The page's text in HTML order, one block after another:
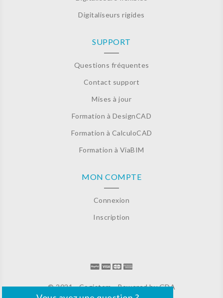
Digitaliseurs rigides
SUPPORT
Questions fréquentes
Contact support
Mises à jour
Formation à DesignCAD
Formation à CalculoCAD
Formation à ViaBIM
MON COMPTE
Connexion
Inscription
© 2021 - Cogistem - Powered byGDA